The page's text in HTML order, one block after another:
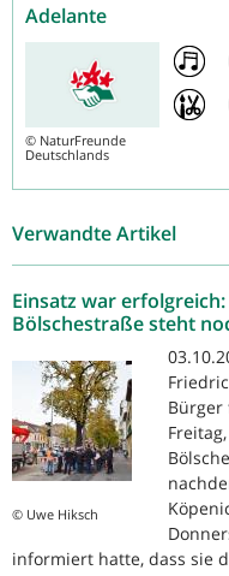
Adelante
© NaturFreunde
Deutschlands
Verwandte Artikel
Einsatz war
Bölschestraße steht
© Uwe Hiksch
Bürger
informiert hatte, dass sie